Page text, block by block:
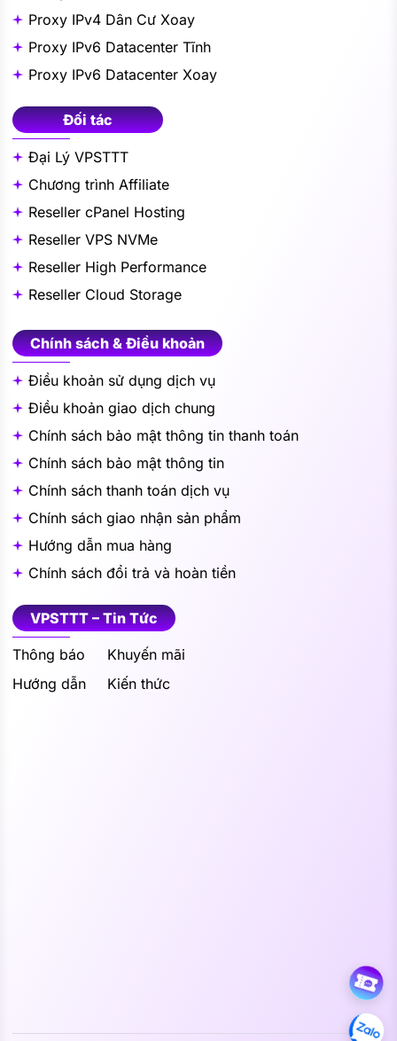
Proxy IPv4 Dân Cư Xoay
Proxy IPv6 Datacenter Tĩnh
Proxy IPv6 Datacenter Xoay
Đối tác
Đại Lý VPSTTT
Chương trình Affiliate
Reseller cPanel Hosting
Reseller VPS NVMe
Reseller High Performance
Reseller Cloud Storage
Chính sách & Điều khoản
Điều khoản sử dụng dịch vụ
Điều khoản giao dịch chung
Chính sách bảo mật thông tin thanh toán
Chính sách bảo mật thông tin
Chính sách thanh toán dịch vụ
Chính sách giao nhận sản phẩm
Hướng dẫn mua hàng
Chính sách đổi trả và hoàn tiền
VPSTTT – Tin Tức
Thông báo
Khuyến mãi
Hướng dẫn
Kiến thức